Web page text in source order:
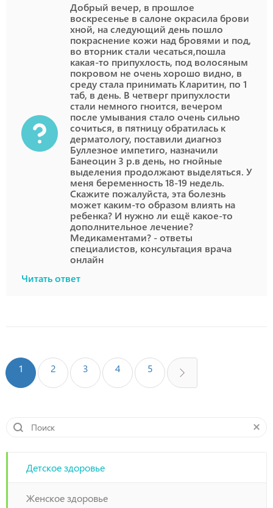
Добрый вечер, в прошлое
воскресенье в салоне окрасила брови
хной, на следующий день пошло
покраснение кожи над бровями и под,
во вторник стали чесаться,пошла
какая-то припухлость, под волосяным
покровом не очень хорошо видно, в
среду стала принимать Кларитин, по 1
таб, в день. В четверг припухлости
стали немного гноится, вечером
после умывания стало очень сильно
сочиться, в пятницу обратилась к
дерматологу, поставили диагноз
Буллезное импетиго, назначили
Банеоцин 3 р.в день, но гнойные
выделения продолжают выделяться. У
меня беременность 18-19 недель.
Скажите пожалуйста, эта болезнь
может каким-то образом влиять на
ребенка? И нужно ли ещё какое-то
дополнительное лечение?
Медикаментами? - ответы
специалистов, консультация врача
онлайн
Читать ответ
1 2 3 4 5
Детское здоровье
Женское здоровье